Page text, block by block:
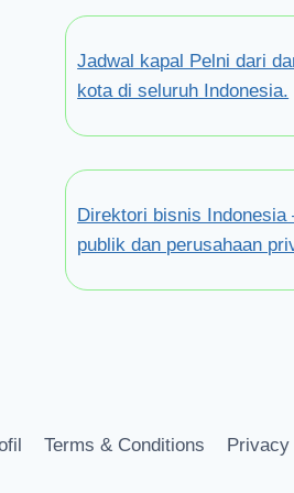
Jadwal kapal Pelni dari
kota di seluruh Indonesia.
Direktori bisnis Indonesia
publik dan perusahaan
Terms & Conditions